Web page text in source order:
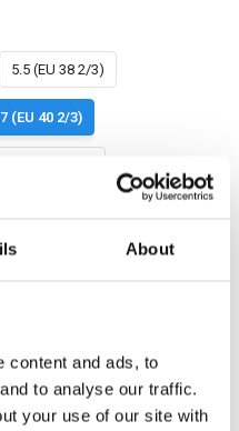
About
content and ads, to
to analyse our traffic.
your use of our site with
5.5 (EU 38 2/3)
7 (EU 40 2/3)
11.5 (EU 46 2/3)